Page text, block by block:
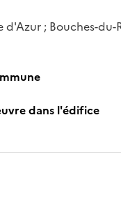
; Bouches-du-
dans l'édifice